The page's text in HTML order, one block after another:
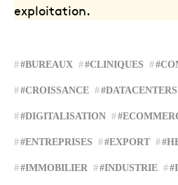
exploitation.
#BUREAUX #CLINIQUES
#CROISSANCE #DATACENTERS
#DIGITALISATION
#ENTREPRISES #EXPORT
#IMMOBILIER #INDUSTRIE